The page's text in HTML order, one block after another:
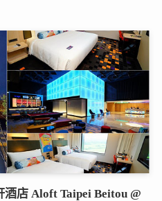
店 Aloft Taipei Beitou @